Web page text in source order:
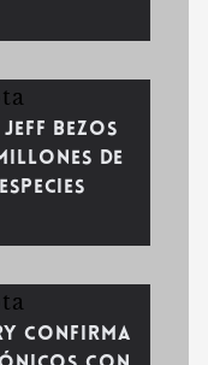
Bezos
de
confirma